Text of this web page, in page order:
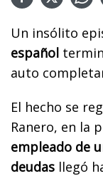
Un insólito
español
auto
El hecho se
Ranero, en la
empleado de
deudas llegó